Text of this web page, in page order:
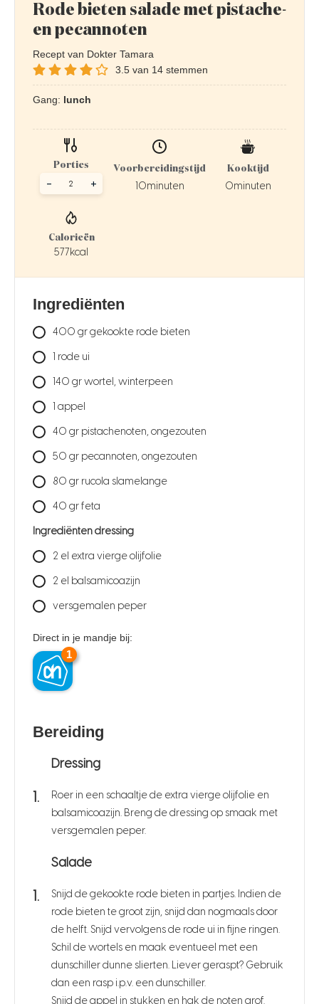
Rode bieten salade met pistache-
en pecannoten
Recept van Dokter Tamara
3.5 van 14 stemmen
Gang: lunch
Porties
+
-
Voorbereidingstijd
10minuten
Kooktijd
0minuten
Calorieën
577kcal
Ingrediënten
400 grgekookte rode bieten
1 rode ui
140 grwortel, winterpeen
1 appel
40 gr pistachenoten, ongezouten
50 gr pecannoten, ongezouten
80 gr rucola slamelange
40 grfeta
Ingrediënten dressing
2 el extra vierge olijfolie
2 el balsamicoazijn
versgemalen peper
Direct in je mandje bij:
1
Bereiding
Dressing
Roer in een schaaltje de extra vierge olijfolie en
balsamicoazijn. Breng de dressing op smaak met
versgemalen peper.
Salade
Snijd de gekookte rode bieten in partjes. Indien de
rode bieten te groot zijn, snijd dan nogmaals door
de helft. Snijd vervolgens de rode ui in fijne ringen.
Schil de wortels en maak eventueel met een
dunschiller dunne slierten. Liever geraspt? Gebruik
dan een rasp i.p.v. een dunschiller.
Snijd de appel in stukken en hak de noten grof.